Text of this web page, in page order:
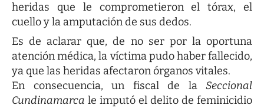
heridas que le comprometieron el tórax, el
cuello y la amputación de sus dedos.
Es de aclarar que, de no ser por la oportuna
atención médica, la víctima pudo haber fallecido,
ya que las heridas afectaron órganos vitales.
En consecuencia, un fiscal de la Seccional
Cundinamarca le imputó el delito de feminicidio